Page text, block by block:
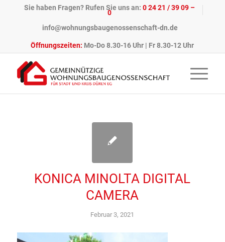
Sie haben Fragen? Rufen Sie uns an:0 24 21 / 39 09 –
0
info@wohnungsbaugenossenschaft-dn.de
Öffnungszeiten: Mo-Do 8.30-16 Uhr | Fr 8.30-12 Uhr
KONICA MINOLTA DIGITAL
CAMERA
Februar 3, 2021